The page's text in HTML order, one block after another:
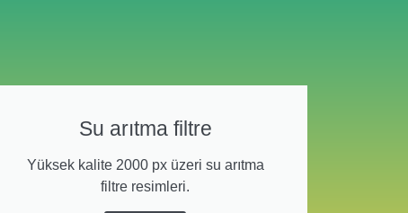
Su arıtma filtre
Yüksek kalite 2000 px üzeri su arıtma
filtre resimleri.